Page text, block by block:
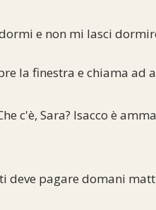
e non mi lasci
la finestra e chiama ad
c'è, Sara? Isacco è
deve pagare domani